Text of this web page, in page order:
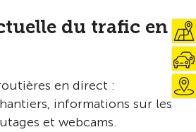
du trafic en
en direct :
informations sur les
et webcams.